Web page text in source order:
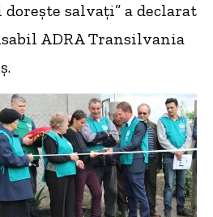
salvați” a declarat
ADRA Transilvania